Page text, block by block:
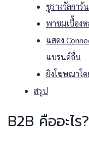
ชูรางวัลกา
พาชมเบื้องห
แสดง
แบรนด์อื่น
ยิงโฆษณาโด
สรุป
B2B คืออะไร?